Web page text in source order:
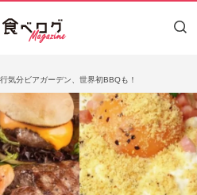
気分ビアガーデン、世界初BBQも！